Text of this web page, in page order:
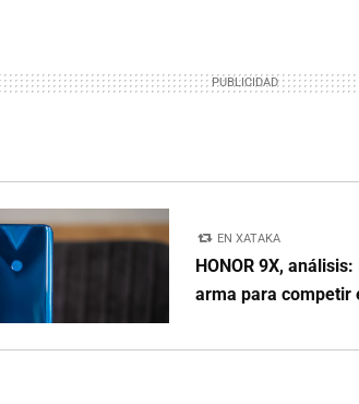
EN XATAKA
HONOR 9X,
arma para competir